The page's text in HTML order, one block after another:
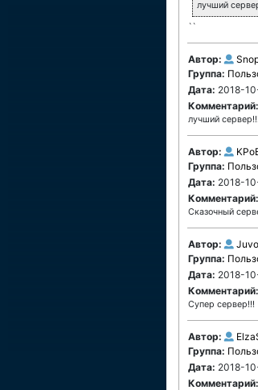
лучший
``
Автор:
Группа:
Дата: 2018-
Комментарий:
лучший сервер!!!
Автор:
Группа:
Дата: 2018-
Комментарий:
Сказочный
Автор:
Группа:
Дата: 2018-
Комментарий:
Супер сервер!!!
Автор:
Группа:
Дата: 2018-
Комментарий: